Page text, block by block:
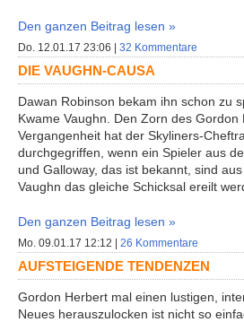
Den ganzen Beitrag lesen »
Do. 12.01.17 23:06 | 32 Kommentare
DIE VAUGHN-CAUSA
Dawan Robinson bekam ihn schon zu
Kwame Vaughn. Den Zorn des
Vergangenheit hat der Skyliners-
durchgegriffen, wenn ein Spieler aus
und Galloway, das ist bekannt, sind
Vaughn das gleiche Schicksal ereilt
Den ganzen Beitrag lesen »
Mo. 09.01.17 12:12 | 26 Kommentare
AUFSTEIGENDE TENDENZEN
Gordon Herbert mal einen lustigen,
Neues herauszulocken ist nicht so